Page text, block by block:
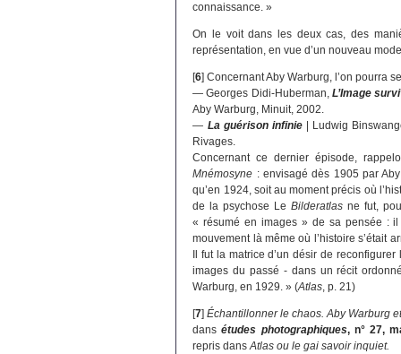
connaissance. »
On le voit dans les deux cas, des
représentation, en vue d’un nouveau
[6]Concernant Aby Warburg, l’on pourra
— Georges Didi-Huberman, L’Image
Aby Warburg, Minuit, 2002.
— La guérison infinie| Ludwig
Rivages.
Concernant ce dernier épisode,
Mnémosyne : envisagé dès 1905 par
qu’en 1924, soit au moment précis où
de la psychose LeBilderatlas ne fut,
« résumé en images » de sa pensée :
mouvement là même où l’histoire s’était
Il fut la matrice d’un désir de
images du passé - dans un récit
Warburg, en 1929. » (Atlas, p. 21)
[7]Échantillonner le chaos. Aby Warburg
dansétudes photographiques, n° 27,
repris dansAtlas ou le gai savoir inquiet.